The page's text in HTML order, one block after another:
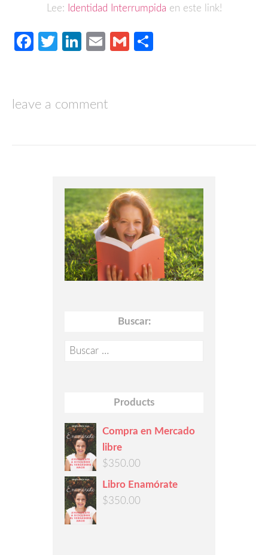
Lee: Identidad Interrumpida en este link!
Facebook
TwitterLinkedIn
EmailGmail
leave a comment
Buscar:
Buscar:
Products
Compra en Mercado
libre
$350.00
Libro Enamórate
$350.00